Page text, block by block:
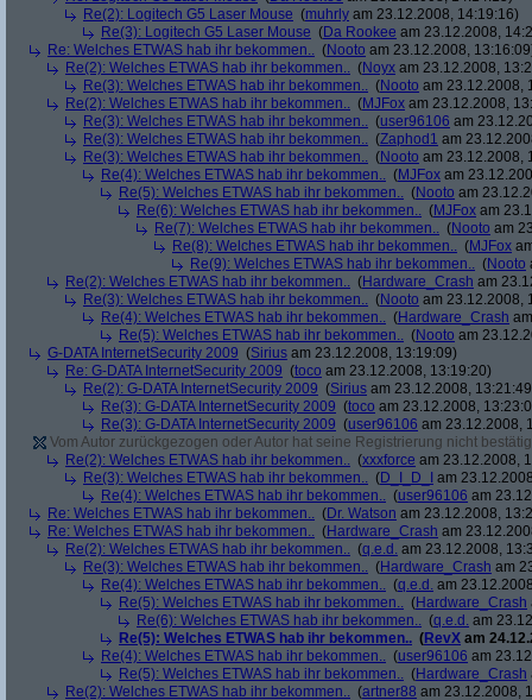
Re(2): Logitech G5 Laser Mouse (muhrly am 23.12.2008, 14:19:16)
Re(3): Logitech G5 Laser Mouse (Da Rookee am 23.12.2008,
Re: Welches ETWAS hab ihr bekommen.. (Nooto am 23.12.2008,
Re(2): Welches ETWAS hab ihr bekommen.. (Noyx am 23.12.2008,
Re(3): Welches ETWAS hab ihr bekommen.. (Nooto am 23.12.2008,
Re(2): Welches ETWAS hab ihr bekommen.. (MJFox am 23.12.2008,
Re(3): Welches ETWAS hab ihr bekommen.. (user96106 am
Re(3): Welches ETWAS hab ihr bekommen.. (Zaphod1 am
Re(3): Welches ETWAS hab ihr bekommen.. (Nooto am 23.12.2008,
Re(4): Welches ETWAS hab ihr bekommen.. (MJFox am
Re(5): Welches ETWAS hab ihr bekommen.. (Nooto am
Re(6): Welches ETWAS hab ihr bekommen.. (MJFox am
Re(7): Welches ETWAS hab ihr bekommen.. (Nooto am
Re(8): Welches ETWAS hab ihr bekommen.. (MJFox
Re(9): Welches ETWAS hab ihr bekommen.. (Nooto
Re(2): Welches ETWAS hab ihr bekommen.. (Hardware_Crash am
Re(3): Welches ETWAS hab ihr bekommen.. (Nooto am 23.12.2008,
Re(4): Welches ETWAS hab ihr bekommen.. (Hardware_Crash
Re(5): Welches ETWAS hab ihr bekommen.. (Nooto am
G-DATA InternetSecurity 2009 (Sirius am 23.12.2008, 13:19:09)
Re: G-DATA InternetSecurity 2009 (toco am 23.12.2008, 13:19:20)
Re(2): G-DATA InternetSecurity 2009 (Sirius am 23.12.2008,
Re(3): G-DATA InternetSecurity 2009 (toco am 23.12.2008,
Re(3): G-DATA InternetSecurity 2009 (user96106 am 23.12.2008,
Vom Autor zurückgezogen oder Autor hat seine Registrierung nicht
Re(2): Welches ETWAS hab ihr bekommen.. (xxxforce am 23.12.2008,
Re(3): Welches ETWAS hab ihr bekommen.. (D_I_D_I
am
Re(4): Welches ETWAS hab ihr bekommen.. (user96106 am
Re: Welches ETWAS hab ihr bekommen.. (Dr. Watson am 23.12.2008,
Re: Welches ETWAS hab ihr bekommen.. (Hardware_Crash am
Re(2): Welches ETWAS hab ihr bekommen.. (q.e.d. am 23.12.2008,
Re(3): Welches ETWAS hab ihr bekommen.. (Hardware_Crash am
Re(4): Welches ETWAS hab ihr bekommen.. (q.e.d. am
Re(5): Welches ETWAS hab ihr bekommen.. (Hardware_Crash
Re(6): Welches ETWAS hab ihr bekommen.. (q.e.d. am
Re(5): Welches ETWAS hab ihr bekommen.. (RevX am
Re(4): Welches ETWAS hab ihr bekommen.. (user96106 am
Re(5): Welches ETWAS hab ihr bekommen.. (Hardware_Crash
Re(2): Welches ETWAS hab ihr bekommen.. (artner88 am 23.12.2008,